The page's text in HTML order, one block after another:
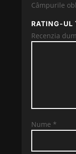
Câmpurile
RATING-UL
Recenzia
Nume *